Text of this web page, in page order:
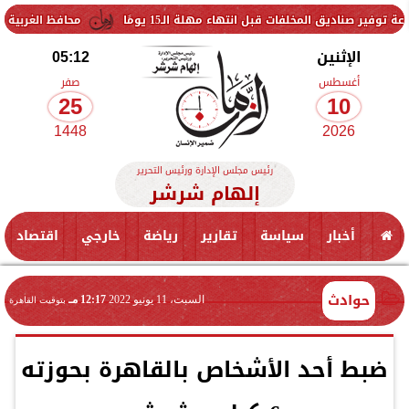
محافظ الغربية يتفقد قبل انتهاء مهلة الـ15 يومًا
الإثنين
أغسطس
10
2026
05:12
صفر
25
1448
رئيس مجلس الإدارة ورئيس التحرير
إلهام شرشر
أخبار سياسة تقارير رياضة خارجي اقتصاد
حوادث السبت، 11 يونيو 2022 12:17 مـ بتوقيت القاهرة
ضبط أحد الأشخاص بالقاهرة بحوزته